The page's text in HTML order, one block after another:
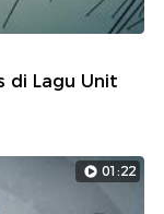
di Lagu Unit
01:22